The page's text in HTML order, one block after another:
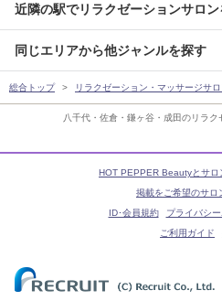
八千代・佐倉・鎌ヶ谷・成田のリラ
近隣の駅でリラクゼーションサロ
同じエリアから他ジャンルを探す
総合トップ リラクゼーション・マッサージサ
HOT PEPPER Beautyとサロ
掲載をご希望のサロ
ID･会員規約
プライバシ
ご利用ガイド